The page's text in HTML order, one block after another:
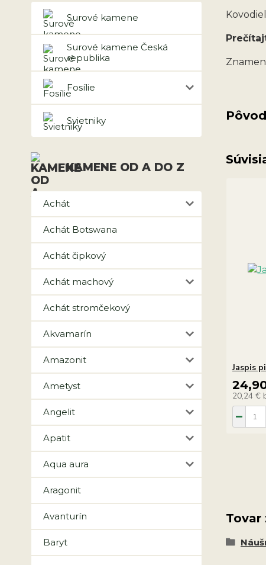
Surové kamene
Surové kamene Česká
republika
Fosílie
Svietniky
KAMENE OD A DO Z
Achát
Achát Botswana
Achát čipkový
Achát machový
Achát stromčekový
Akvamarín
Amazonit
Ametyst
Angelit
Apatit
Aqua aura
Aragonit
Avanturín
Baryt
Jaspis
20,24 €
Tovar